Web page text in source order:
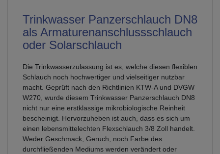
Trinkwasser Panzerschlauch DN8
als Armaturenanschlussschlauch
oder Solarschlauch
Die Trinkwasserzulassung ist es, welche diesen flexiblen
Schlauch noch hochwertiger und vielseitiger nutzbar
macht. Geprüft nach den Richtlinien KTW-A und DVGW
W270, wurde diesem Trinkwasser Panzerschlauch DN8
nicht nur eine erstklassige mikrobiologische Reinheit
bescheinigt. Hervorzuheben ist auch, dass es sich um
einen lebensmittelechten Flexschlauch 3/8 Zoll handelt.
Weder Geschmack, Geruch, noch Farbe des
durchfließenden Mediums werden verändert oder